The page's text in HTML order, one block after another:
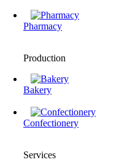
Pharmacy
Production
Bakery
Confectionery
Services